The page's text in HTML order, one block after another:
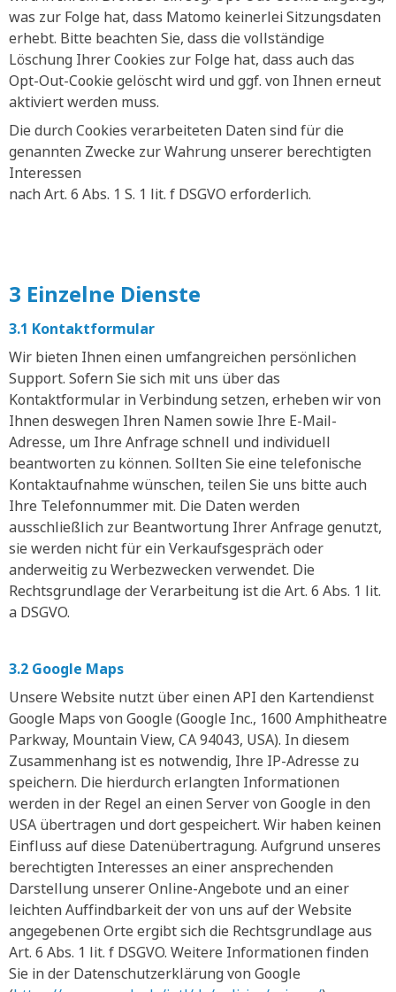
was zur Folge hat, dass Matomo keinerlei Sitzungsdaten
erhebt. Bitte beachten Sie, dass die vollständige
Löschung Ihrer Cookies zur Folge hat, dass auch das
Opt-Out-Cookie gelöscht wird und ggf. von Ihnen erneut
aktiviert werden muss.
Die durch Cookies verarbeiteten Daten sind für die
genannten Zwecke zur Wahrung unserer berechtigten
Interessen
nach Art. 6 Abs. 1 S. 1 lit. f DSGVO erforderlich.
3 Einzelne Dienste
3.1 Kontaktformular
Wir bieten Ihnen einen umfangreichen persönlichen
Support. Sofern Sie sich mit uns über das
Kontaktformular in Verbindung setzen, erheben wir von
Ihnen deswegen Ihren Namen sowie Ihre E-Mail-
Adresse, um Ihre Anfrage schnell und individuell
beantworten zu können. Sollten Sie eine telefonische
Kontaktaufnahme wünschen, teilen Sie uns bitte auch
Ihre Telefonnummer mit. Die Daten werden
ausschließlich zur Beantwortung Ihrer Anfrage genutzt,
sie werden nicht für ein Verkaufsgespräch oder
anderweitig zu Werbezwecken verwendet. Die
Rechtsgrundlage der Verarbeitung ist die Art. 6 Abs. 1 lit.
a DSGVO.
3.2 Google Maps
Unsere Website nutzt über einen API den Kartendienst
Google Maps von Google (Google Inc., 1600 Amphitheatre
Parkway, Mountain View, CA 94043, USA). In diesem
Zusammenhang ist es notwendig, Ihre IP-Adresse zu
speichern. Die hierdurch erlangten Informationen
werden in der Regel an einen Server von Google in den
USA übertragen und dort gespeichert. Wir haben keinen
Einfluss auf diese Datenübertragung. Aufgrund unseres
berechtigten Interesses an einer ansprechenden
Darstellung unserer Online-Angebote und an einer
leichten Auffindbarkeit der von uns auf der Website
angegebenen Orte ergibt sich die Rechtsgrundlage aus
Art. 6 Abs. 1 lit. f DSGVO. Weitere Informationen finden
Sie in der Datenschutzerklärung von Google